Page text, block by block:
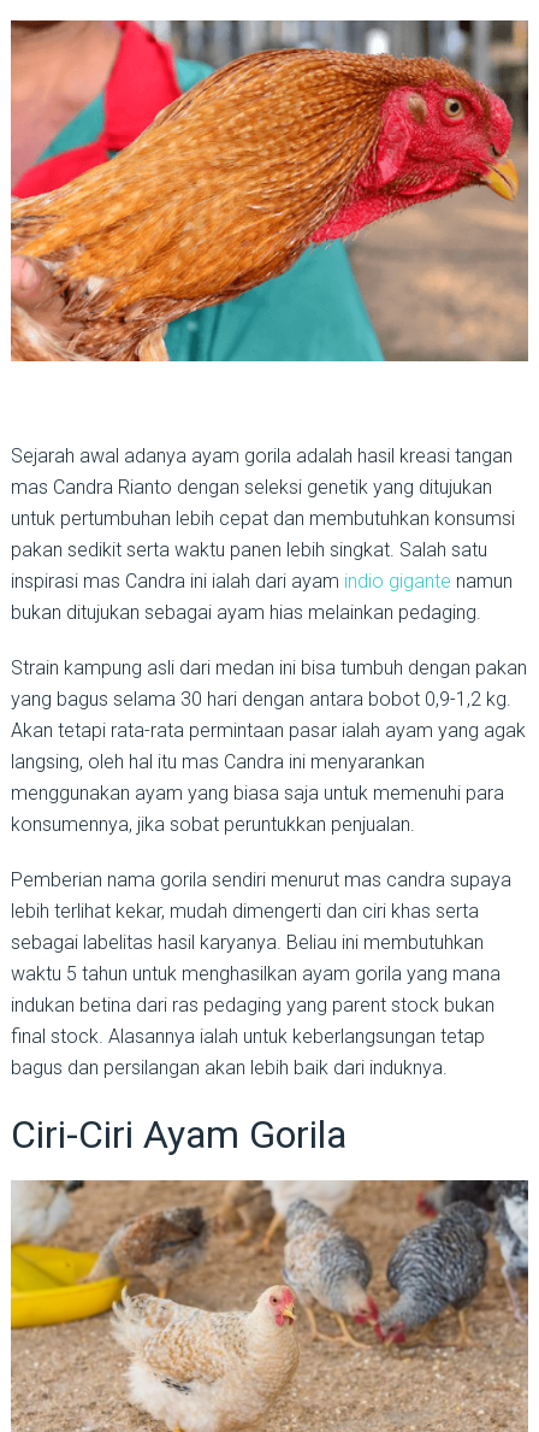
Sejarah awal adanya ayam gorila adalah hasil kreasi tangan
mas Candra Rianto dengan seleksi genetik yang ditujukan
untuk pertumbuhan lebih cepat dan membutuhkan konsumsi
pakan sedikit serta waktu panen lebih singkat. Salah satu
inspirasi mas Candra ini ialah dari ayam indio gigante namun
bukan ditujukan sebagai ayam hias melainkan pedaging.
Strain kampung asli dari medan ini bisa tumbuh dengan pakan
yang bagus selama 30 hari dengan antara bobot 0,9-1,2 kg.
Akan tetapi rata-rata permintaan pasar ialah ayam yang agak
langsing, oleh hal itu mas Candra ini menyarankan
menggunakan ayam yang biasa saja untuk memenuhi para
konsumennya, jika sobat peruntukkan penjualan.
Pemberian nama gorila sendiri menurut mas candra supaya
lebih terlihat kekar, mudah dimengerti dan ciri khas serta
sebagai labelitas hasil karyanya. Beliau ini membutuhkan
waktu 5 tahun untuk menghasilkan ayam gorila yang mana
indukan betina dari ras pedaging yang parent stock bukan
final stock. Alasannya ialah untuk keberlangsungan tetap
bagus dan persilangan akan lebih baik dari induknya.
Ciri-Ciri Ayam Gorila